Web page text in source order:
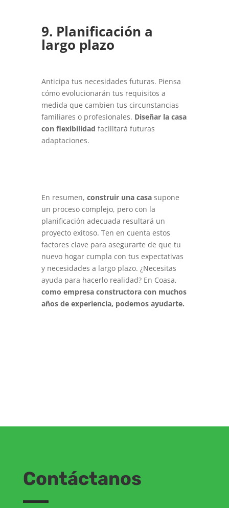
9. Planificación a
largo plazo
Anticipa tus necesidades futuras. Piensa
cómo evolucionarán tus requisitos a
medida que cambien tus circunstancias
familiares o profesionales. Diseñar la casa
con flexibilidad facilitará futuras
adaptaciones.
En resumen, construir una casasupone
un proceso complejo, pero con la
planificación adecuada resultará un
proyecto exitoso. Ten en cuenta estos
factores clave para asegurarte de que tu
nuevo hogar cumpla con tus expectativas
y necesidades a largo plazo. ¿Necesitas
ayuda para hacerlo realidad? En Coasa,
como empresa constructora con muchos
años de experiencia, podemos ayudarte.
Contáctanos